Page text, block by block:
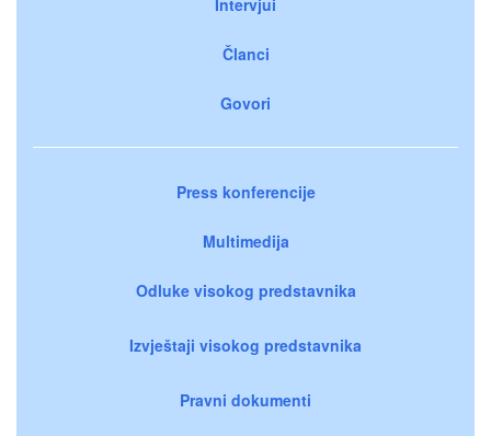
Članci
Govori
Press konferencije
Multimedija
Odluke visokog predstavnika
Izvještaji visokog predstavnika
Pravni dokumenti